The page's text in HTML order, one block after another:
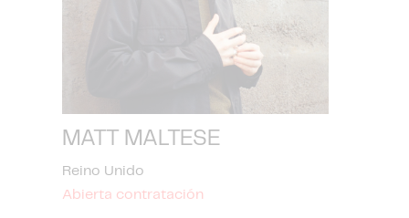
MATT MALTESE
Reino Unido
Abierta contratación